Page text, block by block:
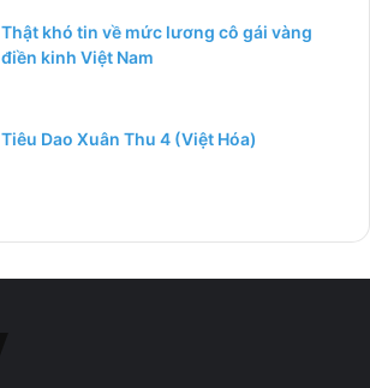
Thật khó tin về mức lương cô gái vàng
điền kinh Việt Nam
Tiêu Dao Xuân Thu 4 (Việt Hóa)